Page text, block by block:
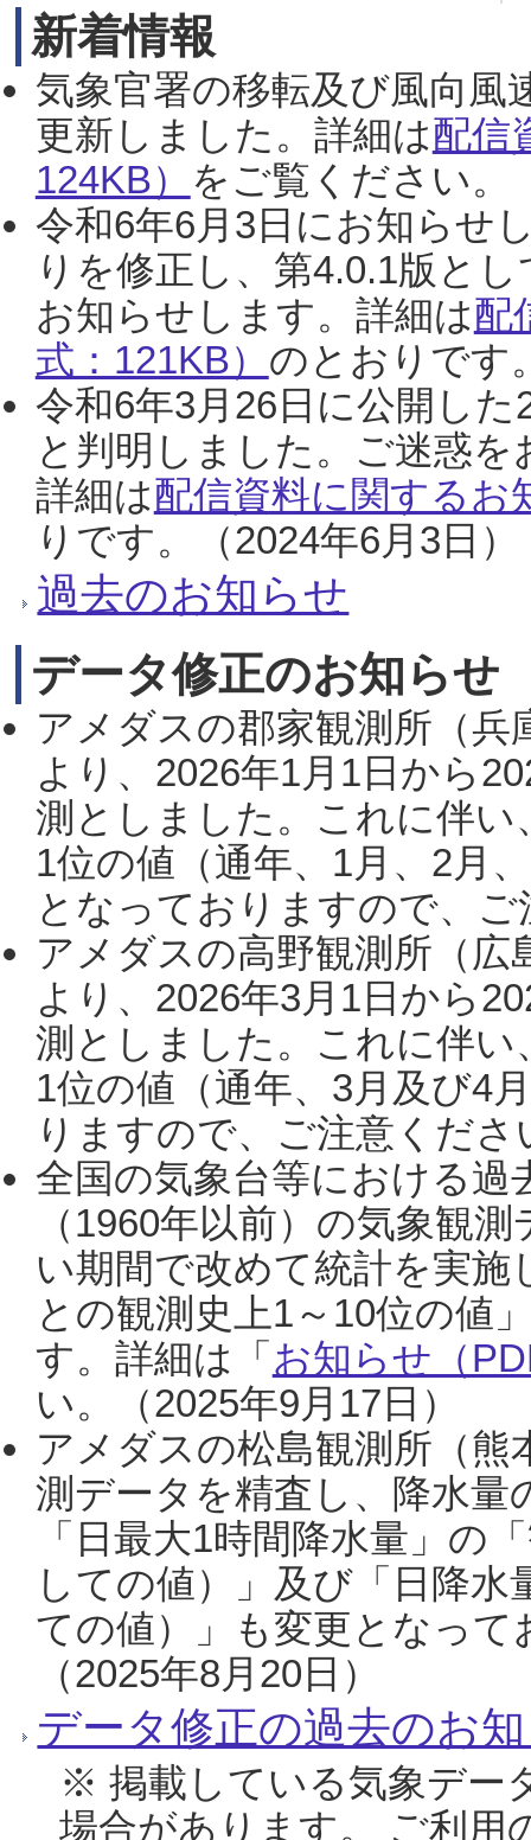
新着情報
気象官署の移転及び風向風
更新しました。詳細は配信
124KB） をご覧ください。
令和6年6月3日にお知らせ
りを修正し、第4.0.1版と
お知らせします。詳細は配
式：121KB） のとおりです
令和6年3月26日に公開し
と判明しました。ご迷惑
詳細は配信資料に関するお
りです。（2024年6月3日）
過去のお知らせ
データ修正のお知らせ
アメダスの郡家観測所（
より、2026年1月1日から
測としました。これに伴い
1位の値（通年、1月、2月
となっておりますので、
アメダスの高野観測所（
より、2026年3月1日から
測としました。これに伴い
1位の値（通年、3月及び4
りますので、ご注意くだ
全国の気象台等における過
（1960年以前）の気象観
い期間で改めて統計を実
との観測史上1～10位の値
す。詳細は「 お知らせ（
い。（2025年9月17日）
アメダスの松島観測所（熊
測データを精査し、降水
「日最大1時間降水量」の
しての値）」及び「日降
ての値）」も変更となっ
（2025年8月20日）
データ修正の過去のお
※ 掲載している気象デー
場合があります。 ご利用